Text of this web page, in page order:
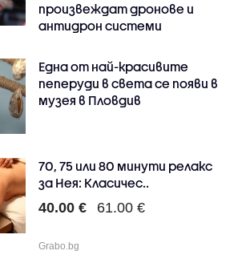
произвеждат дронове и
антидрон системи
Една от най-красивите
пеперуди в света се появи в
музея в Пловдив
70, 75 или 80 минути релакс
за Нея: Класичес..
40.00 € 61.00 €
Grabo.bg